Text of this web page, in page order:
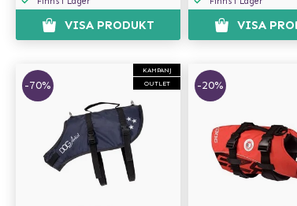
VISA PRODUKT VISA
KAMPANJ
OUTLET
-70% -20%